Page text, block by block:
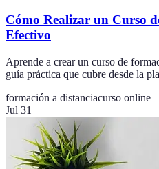
Cómo Realizar un Curso
Efectivo
Aprende a crear un curso de
guía práctica que cubre desde la
formación a distanciacurso online
Jul 31